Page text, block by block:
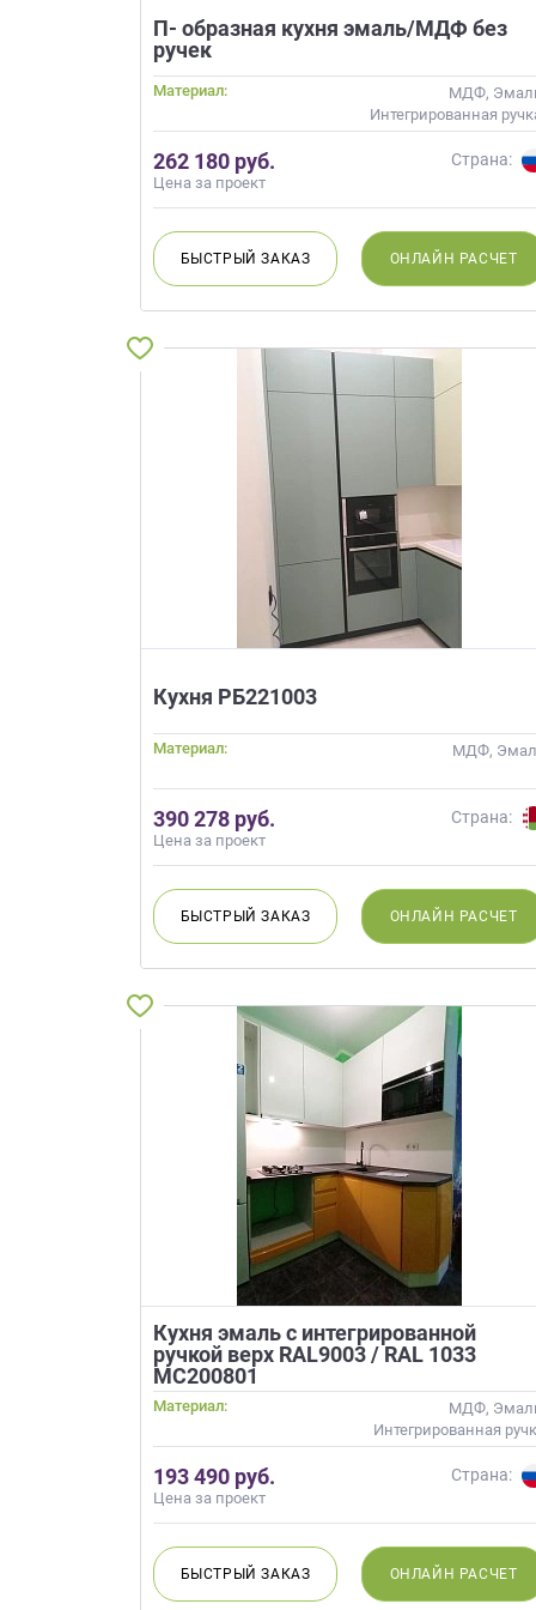
П- образная кухня эмаль/МДФ без
ручек
Материал:
МДФ,
Интегрированная
262 180 руб.
Цена за проект
Страна:
БЫСТРЫЙЗАКАЗ ОНЛАЙН РАСЧЕТ
Кухня РБ221003
Материал: МДФ,
390 278 руб.
Цена за проект
Страна:
БЫСТРЫЙЗАКАЗ ОНЛАЙН РАСЧЕТ
Кухня эмаль с интегрированной
ручкой верх RAL9003 / RAL 1033
МС200801
Материал:
МДФ,
Интегрированная
193 490 руб.
Цена за проект
Страна:
БЫСТРЫЙЗАКАЗ ОНЛАЙН РАСЧЕТ
с